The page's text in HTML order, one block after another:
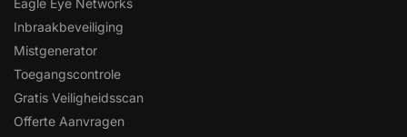
Inbraakbeveiliging
Mistgenerator
Toegangscontrole
Gratis Veiligheidsscan
Offerte Aanvragen